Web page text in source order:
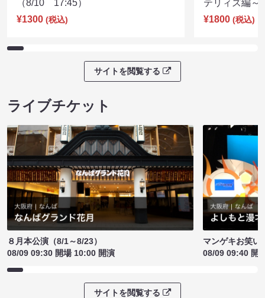
（8/10 17:45）
¥1300 (税込)
テリィズ編
¥1800 (税込)
サイトを閲覧する
ライブチケット
８月本公演（8/1～8/23）
08/09 09:30 開場 10:00 開演
マンゲキお笑い
08/09 09:40 開
サイトを閲覧する